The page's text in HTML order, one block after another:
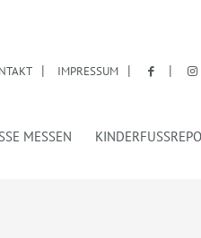
IMPRESSUM
MESSEN